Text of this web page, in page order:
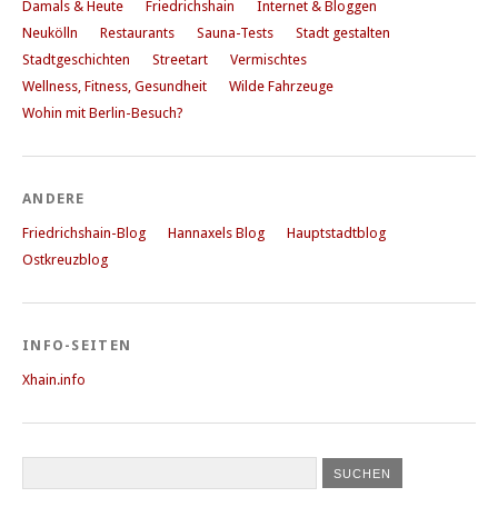
Damals & Heute
Friedrichshain
Internet & Bloggen
Neukölln
Restaurants Sauna-Tests
Stadt gestalten
Stadtgeschichten
Streetart
Vermischtes
Wellness, Fitness, Gesundheit
Wilde Fahrzeuge
Wohin mit Berlin-Besuch?
ANDERE
Friedrichshain-Blog Hannaxels Blog
Hauptstadtblog
Ostkreuzblog
INFO-SEITEN
Xhain.info